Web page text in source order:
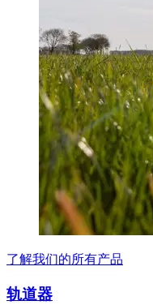
了解我们的所有产品
轨道器